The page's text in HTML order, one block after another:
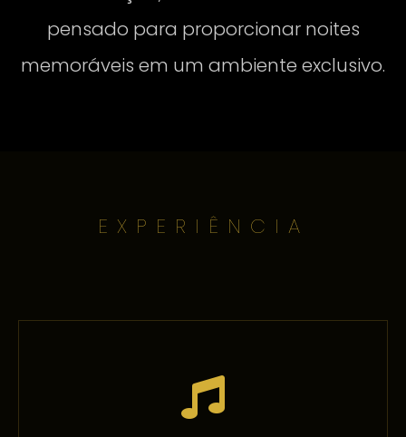
pensado para proporcionar noites
memoráveis em um ambiente exclusivo.
EXPERIÊNCIA